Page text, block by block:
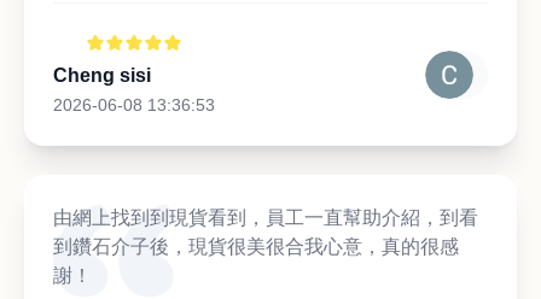
Cheng sisi
2026-06-08 13:36:53
由網上找到到現貨看到，員工一直幫助介紹，到看
到鑽石介子後，現貨很美很合我心意，真的很感
謝！